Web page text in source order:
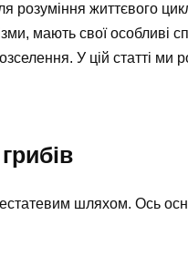
розуміння життєвого
мають свої особливі
У цій статті ми
шляхом. Ось